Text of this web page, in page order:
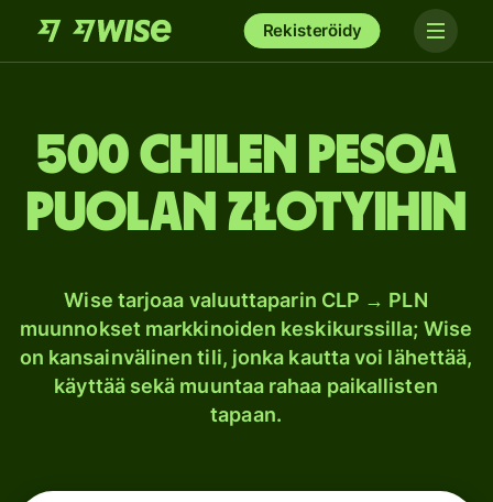
Rekisteröidy
500 Chilen pesoa
Puolan złotyihin
Wise tarjoaa valuuttaparin CLP → PLN
muunnokset markkinoiden keskikurssilla; Wise
on kansainvälinen tili, jonka kautta voi lähettää,
käyttää sekä muuntaa rahaa paikallisten
tapaan.